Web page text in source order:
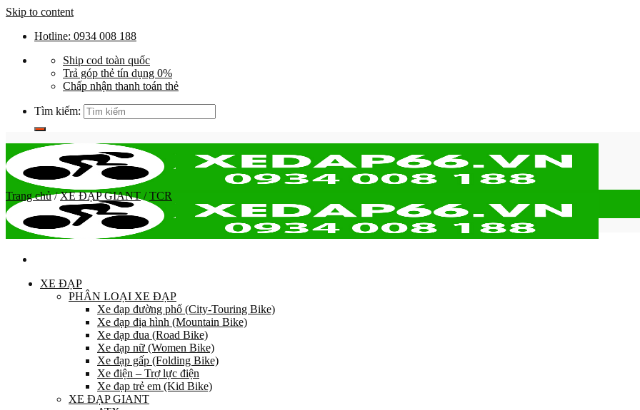
Skip to content
Hotline: 0934 008 188
Ship cod toàn quốc
Trả góp thẻ tín dụng 0%
Chấp nhận thanh toán thẻ
Tìm kiếm:
XE ĐẠP
PHÂN LOẠI XE ĐẠP
Xe đạp đường phố (City-Touring Bike)
Xe đạp địa hình (Mountain Bike)
Xe đạp đua (Road Bike)
Xe đạp nữ (Women Bike)
Xe đạp gấp (Folding Bike)
Xe điện – Trợ lực điện
Xe đạp trẻ em (Kid Bike)
XE ĐẠP GIANT
Trang chủ / XE ĐẠP GIANT / TCR